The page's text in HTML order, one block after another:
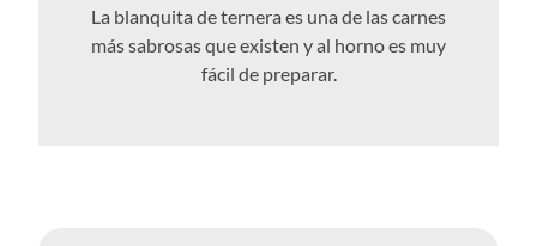
La blanquita de ternera es una de las carnes
más sabrosas que existen y al horno es muy
fácil de preparar.